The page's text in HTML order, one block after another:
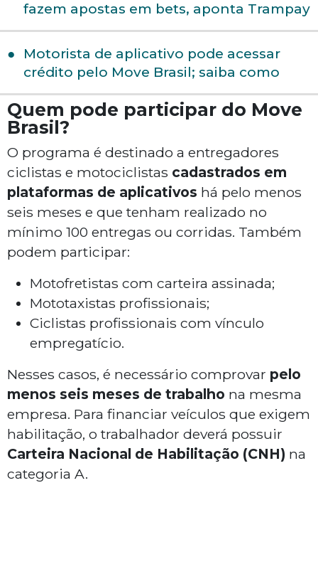
fazem apostas em bets, aponta Trampay
Motorista de aplicativo pode acessar
crédito pelo Move Brasil; saiba como
Quem pode participar do Move
Brasil?
O programa é destinado a entregadores
ciclistas e motociclistas cadastrados em
plataformas de aplicativos há pelo menos
seis meses e que tenham realizado no
mínimo 100 entregas ou corridas. Também
podem participar:
Motofretistas com carteira assinada;
Mototaxistas profissionais;
Ciclistas profissionais com vínculo
empregatício.
Nesses casos, é necessário comprovar pelo
menos seis meses de trabalho na mesma
empresa. Para financiar veículos que exigem
habilitação, o trabalhador deverá possuir
Carteira Nacional de Habilitação (CNH) na
categoria A.